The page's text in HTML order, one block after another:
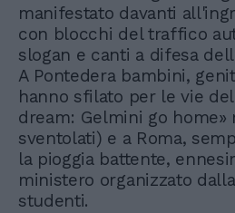
manifestato davanti
con blocchi del traffico
slogan e canti a difesa
A Pontedera bambini,
hanno sfilato per le vie
dream: Gelmini go home»
sventolati) e a Roma,
la pioggia battente,
ministero organizzato
studenti.